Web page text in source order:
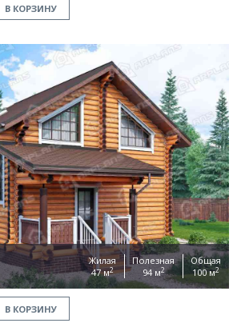
В КОРЗИНУ
Жилая
47 м2
Полезная
94 м2
Общая
100 м2
В КОРЗИНУ